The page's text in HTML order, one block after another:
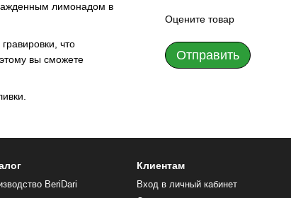
лимонадом в
что
этому вы сможете
Оцените товар
Отправить
BeriDari
Клиентам
Вход в личный кабинет